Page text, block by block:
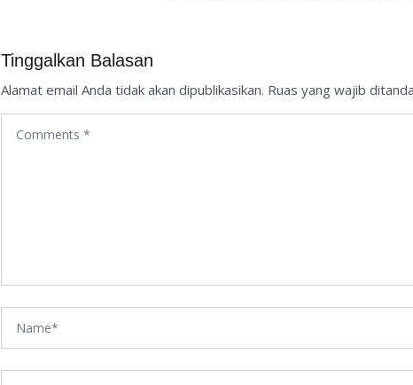
Tinggalkan Balasan
Alamat email Anda tidak akan dipublikasikan. Ruas yang wajib